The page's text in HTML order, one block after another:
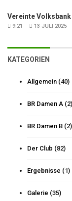
Vereinte Volksbank
9:21 13 JULI 2025
KATEGORIEN
Allgemein (40)
BR Damen A (2)
BR Damen B (2)
Der Club (82)
Ergebnisse (1)
Galerie (35)